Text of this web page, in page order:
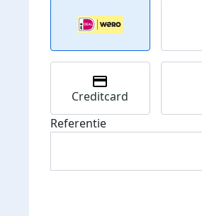
Creditcard
Referentie